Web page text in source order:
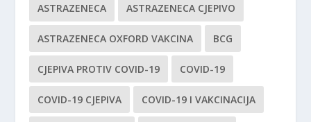
ASTRAZENECA ASTRAZENECA CJEPIVO
ASTRAZENECA OXFORD VAKCINA BCG
CJEPIVA PROTIV COVID-19 COVID-19
COVID-19 CJEPIVA COVID-19 I VAKCINACIJA